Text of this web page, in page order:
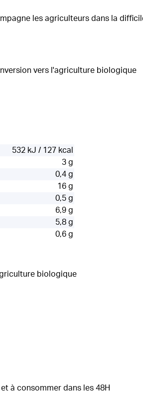
les agriculteurs dans la
vers l'agriculture biologique
532 kJ / 127 kcal
3 g
0,4 g
16 g
0,5 g
6,9 g
5,8 g
0,6 g
biologique
à consommer dans les 48H